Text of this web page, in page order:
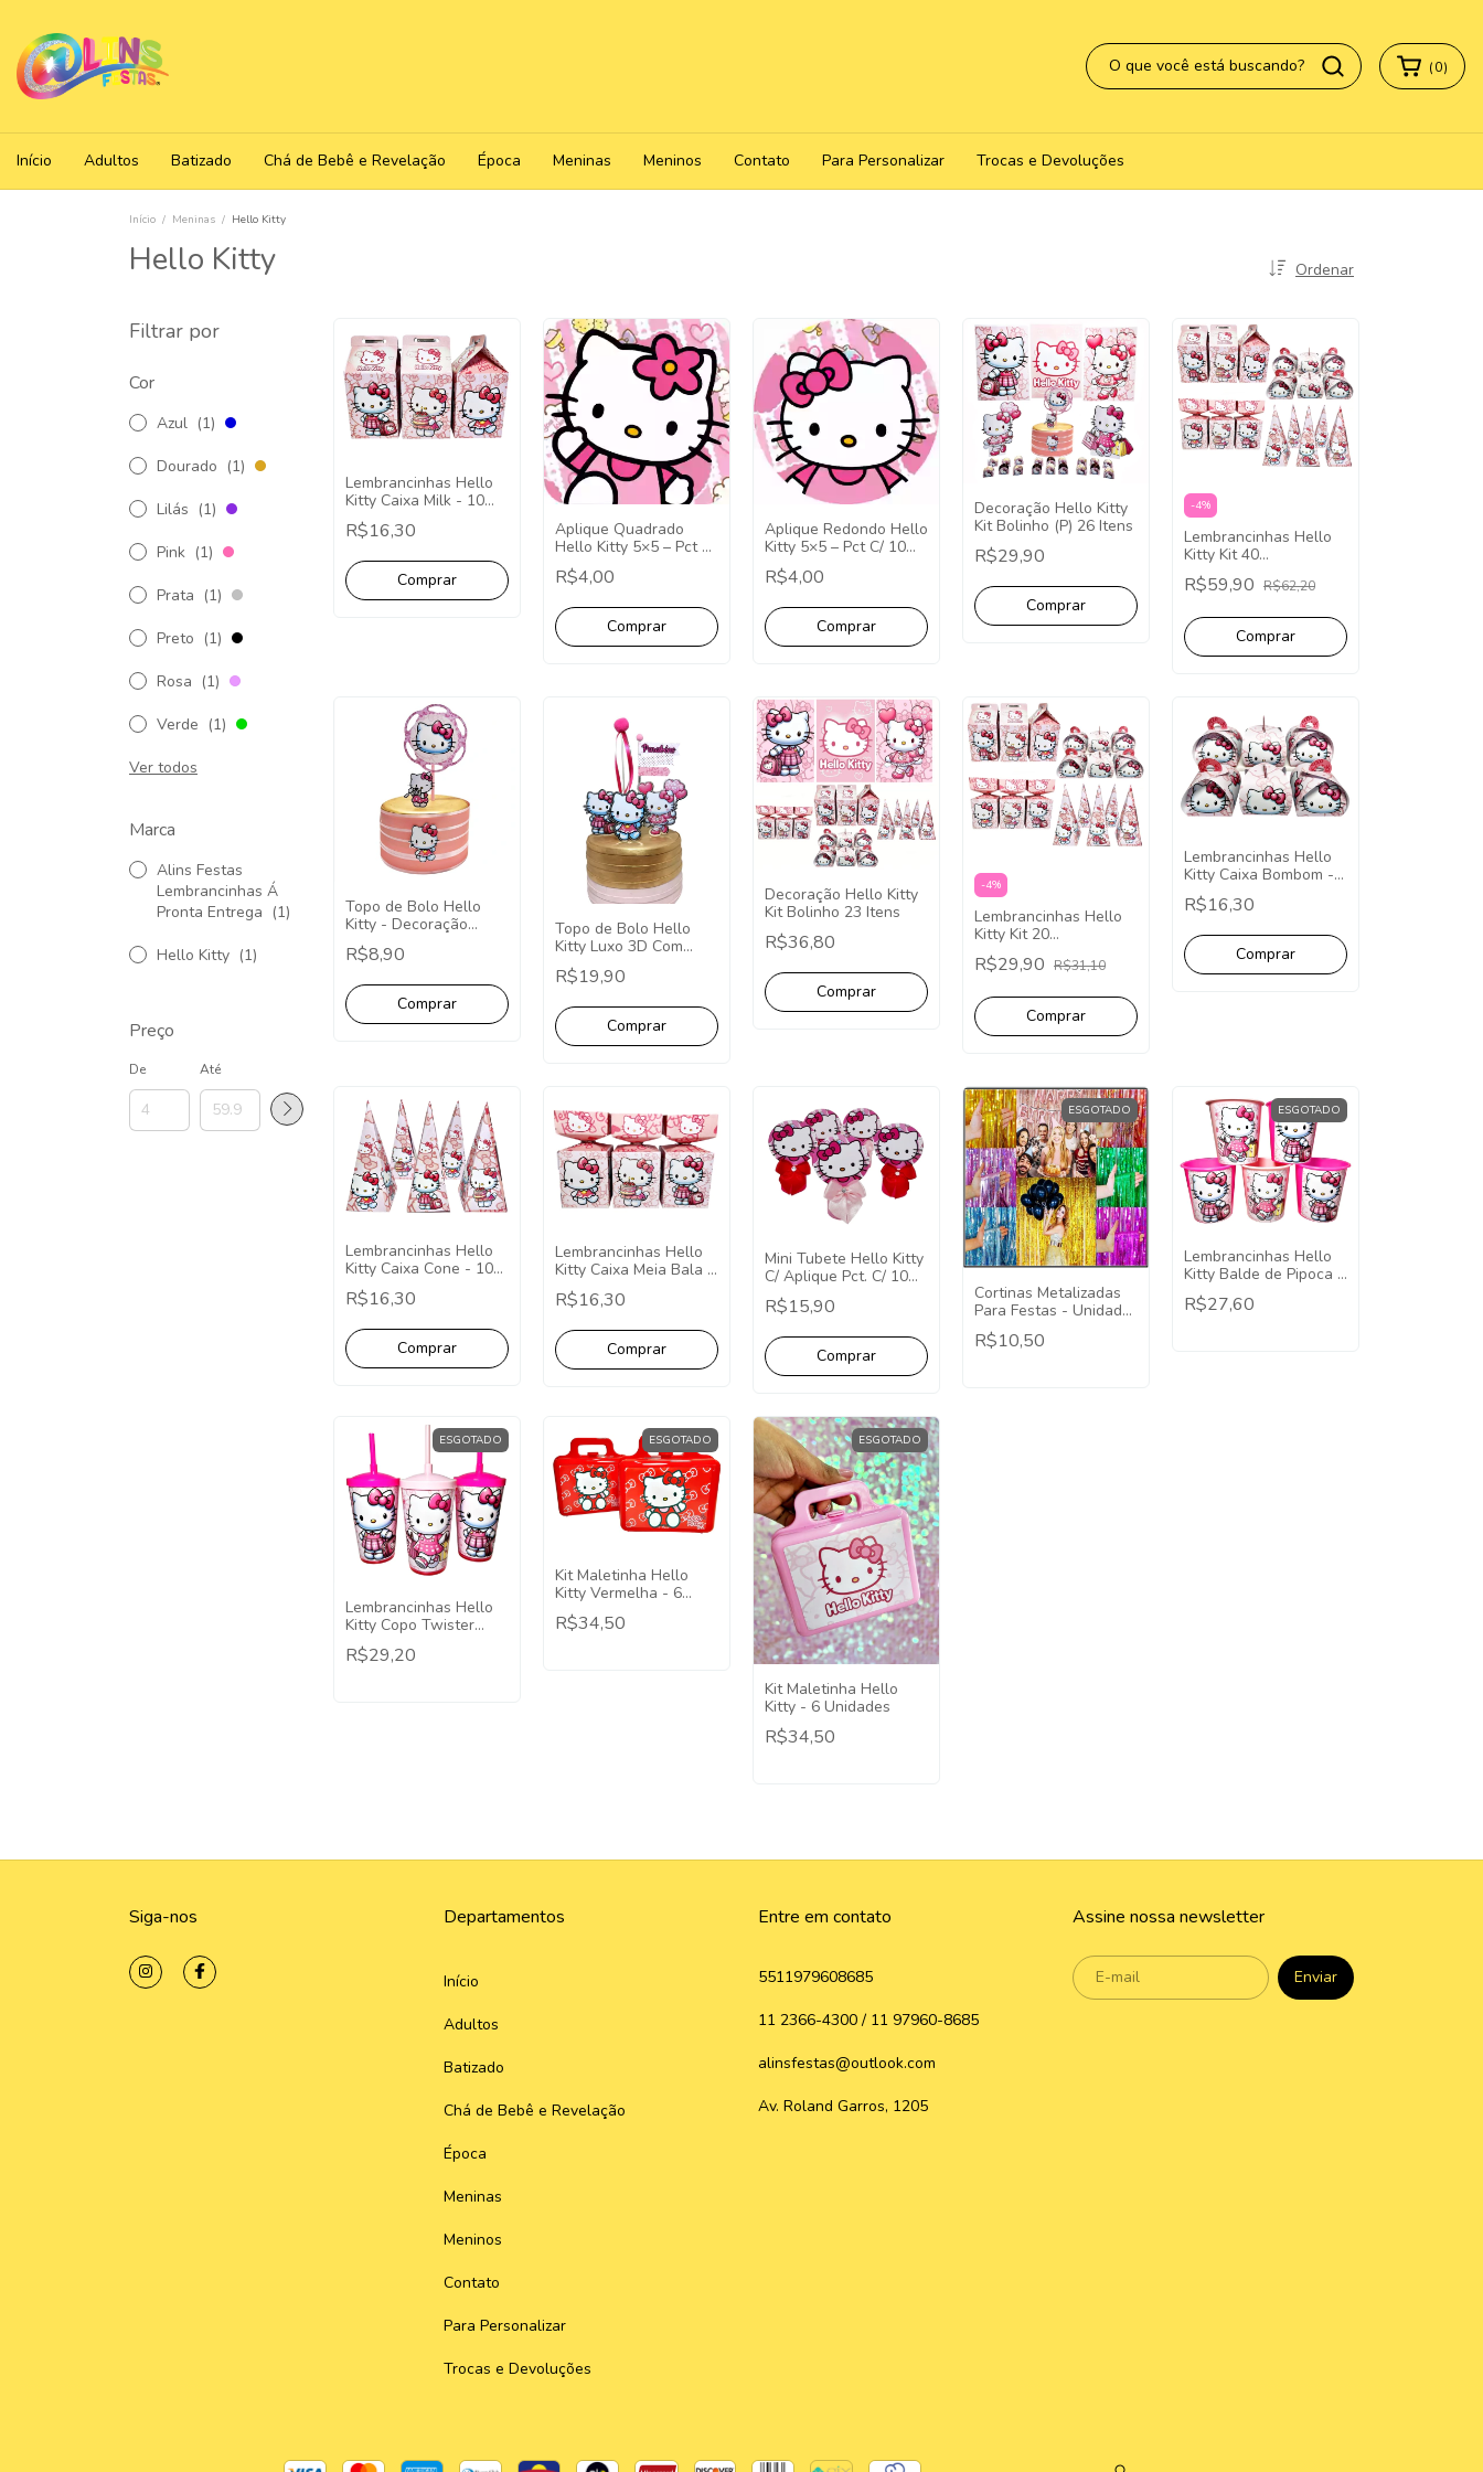
(0)
Início Adultos Batizado Chá de Bebê e Revelação Época Meninas Meninos Contato Para Personalizar Trocas e Devoluções
Início / Meninas / Hello Kitty
Hello Kitty Ordenar
Filtrar por
Cor
Azul (1)
Dourado (1)
Lilás (1)
Pink (1)
Prata (1)
Preto (1)
Rosa (1)
Verde (1)
Ver todos
Marca
Alins Festas
Lembrancinhas Á
Pronta Entrega (1)
Hello Kitty (1)
Preço
De Até
Lembrancinhas Hello
Kitty Caixa Milk - 10
Unidades
R$16,30
Aplique Quadrado
Hello Kitty 5×5 – Pct C/
10 unid
R$4,00
Aplique Redondo Hello
Kitty 5×5 – Pct C/ 10
uni
R$4,00
Decoração Hello Kitty
Kit Bolinho (P) 26 Itens
R$29,90
-4%
Lembrancinhas Hello
Kitty Kit 40
Lembrancinhas -
(cópia)
R$59,90 R$62,20
Topo de Bolo Hello
Kitty - Decoração
Hello Kitty Topo de
Bolo Redondo
R$8,90
Topo de Bolo Hello
Kitty Luxo 3D Com
pompom minimalista -
Topper Cake Hello
R$19,90
Decoração Hello Kitty
Kit Bolinho 23 Itens
R$36,80
-4%
Lembrancinhas Hello
Kitty Kit 20
Lembrancinhas
R$29,90 R$31,10
Lembrancinhas Hello
Kitty Caixa Bombom -
10 Unidades
R$16,30
Lembrancinhas Hello
Kitty Caixa Cone - 10
Unidades
R$16,30
Lembrancinhas Hello
Kitty Caixa Meia Bala -
10 Unidades
R$16,30
Mini Tubete Hello Kitty
C/ Aplique Pct. C/ 10
Unidades
R$15,90
ESGOTADO
Cortinas Metalizadas
Para Festas - Unidade
2x1
R$10,50
ESGOTADO
Lembrancinhas Hello
Kitty Balde de Pipoca 1
Litro - 5 Unidades
R$27,60
ESGOTADO
Lembrancinhas Hello
Kitty Copo Twister
500ml - 5 Unidades
R$29,20
ESGOTADO
Kit Maletinha Hello
Kitty Vermelha - 6
Unidades
R$34,50
ESGOTADO
Kit Maletinha Hello
Kitty - 6 Unidades
R$34,50
Siga-nos Departamentos
Início
Adultos
Batizado
Chá de Bebê e Revelação
Época
Meninas
Meninos
Contato
Para Personalizar
Trocas e Devoluções
Entre em contato
5511979608685
11 2366-4300 / 11 97960-8685
alinsfestas@outlook.com
Av. Roland Garros, 1205
Assine nossa newsletter